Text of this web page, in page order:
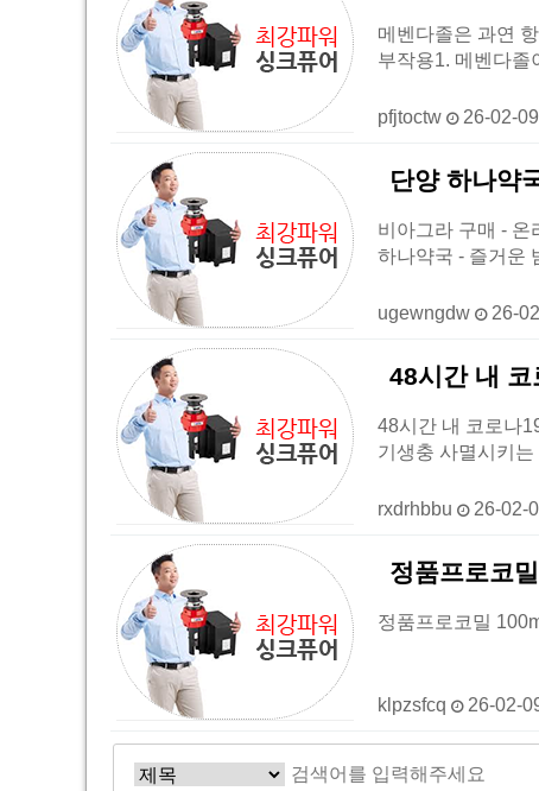
메벤다졸은 과연
부작용1. 메벤다
pfjtoctw 26-02-09
단양 하나약
비아그라 구매 -
하나약국 - 즐거운
ugewngdw 26-
48시간 내
48시간 내 코로나
기생충 사멸시키
rxdrhbbu 26-02-
정품프로코
정품프로코밀
klpzsfcq 26-02-